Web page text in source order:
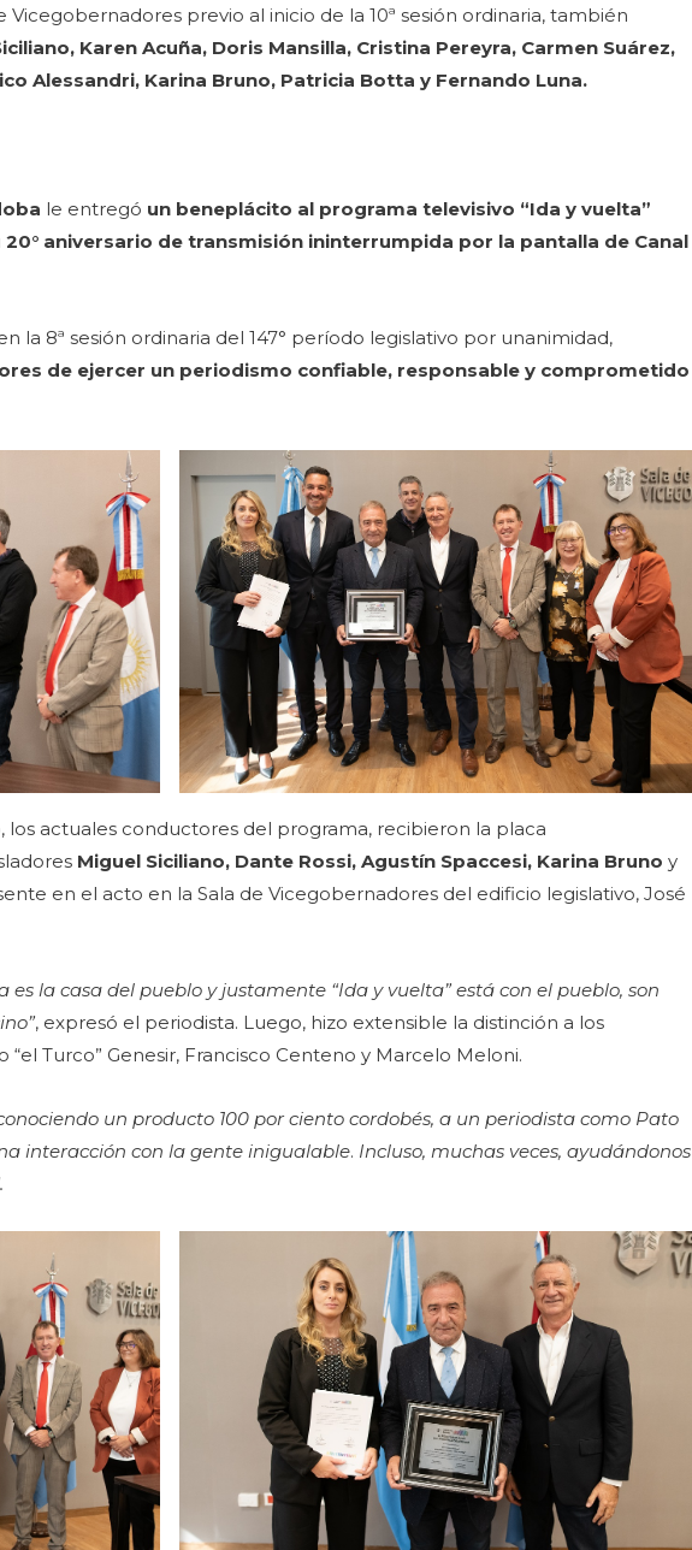
Vicegobernadores previo al inicio de la 10ª sesión ordinaria, también
Karen Acuña, Doris Mansilla, Cristina Pereyra, Carmen Suárez,
Alessandri, Karina Bruno, Patricia Botta y Fernando Luna.
le entregó un beneplácito al programa televisivo “Ida y vuelta”
20° aniversario de transmisión ininterrumpida por la pantalla de Canal
la 8ª sesión ordinaria del 147° período legislativo por unanimidad,
de ejercer un periodismo confiable, responsable y comprometido
, los actuales conductores del programa, recibieron la placa
Miguel Siciliano, Dante Rossi, Agustín Spaccesi, Karina Bruno y
en el acto en la Sala de Vicegobernadores del edificio legislativo, José
la casa del pueblo y justamente “Ida y vuelta” está con el pueblo, son
, expresó el periodista. Luego, hizo extensible la distinción a los
Turco” Genesir, Francisco Centeno y Marcelo Meloni.
un producto 100 por ciento cordobés, a un periodista como Pato
interacción con la gente inigualable. Incluso, muchas veces, ayudándonos